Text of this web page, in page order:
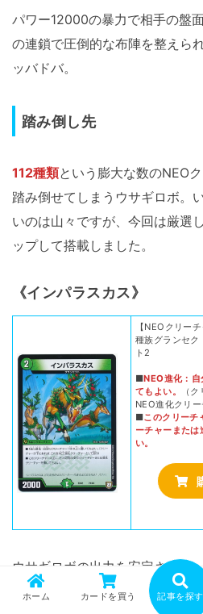
パワー12000の暴力で相手の盤
の連鎖で圧倒的な布陣を整えら
ッバドバ。
踏み倒し先
112種類という膨大な数のNEO
踏み倒せてしまうウサギロボ。
いのは山々ですが、今回は厳選
ップして搭載しました。
《インパラスカス》
【NEOクリーチ
種族グランセ
ト2
■NEO進化：
てもよい。
（
NEO進化クリー
■このクリーチ
ーチャーまたは
い。
ウサギロボの出力を安定させる
ち。
ホーム カードを買う 記事を探す